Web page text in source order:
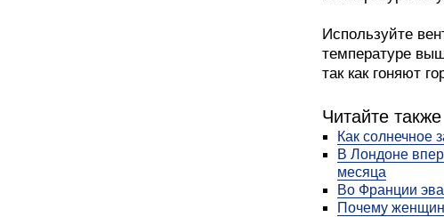
Используйте
температуре
так как гоняют
Читайте также
Как солнечное
В Лондоне
месяца
Во Франции
Почему